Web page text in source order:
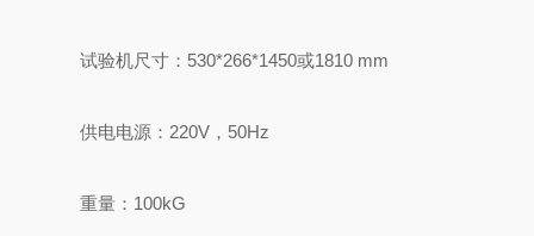
试验机尺寸：530*266*1450或1810 mm
供电电源：220V，50Hz
重量：100kG